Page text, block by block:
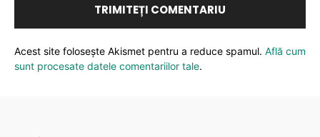
Acest site folosește Akismet pentru a reduce spamul. Află cum
sunt procesate datele comentariilor tale.